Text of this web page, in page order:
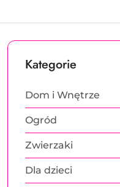
Kategorie
Dom i Wnętrze
Ogród
Zwierzaki
Dla dzieci